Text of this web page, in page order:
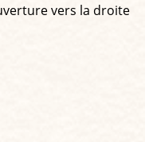
vers la droite